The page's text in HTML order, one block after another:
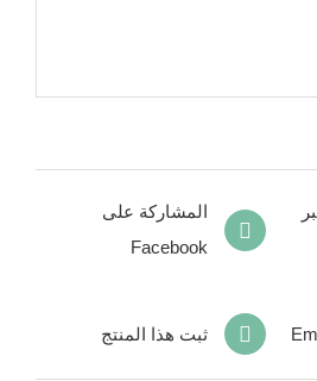
المشاركة على
Facebook
ثبت هذا المنتج